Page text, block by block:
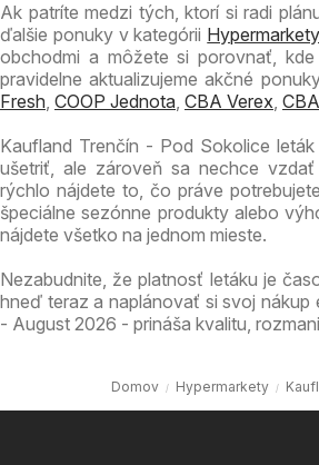
Ak patríte medzi tých, ktorí si radi
ďalšie ponuky v kategórii Hypermarkety
obchodmi a môžete si porovnať,
pravidelne aktualizujeme akčné
Fresh, COOP Jednota, CBA Verex,
Kaufland Trenčín - Pod Sokolice
ušetriť, ale zároveň sa nechce
rýchlo nájdete to, čo práve
špeciálne sezónne produkty alebo
nájdete všetko na jednom mieste.
Nezabudnite, že platnosť letáku je
hneď teraz a naplánovať si svoj nákup
- August 2026 - prináša kvalitu,
Domov Hypermarkety